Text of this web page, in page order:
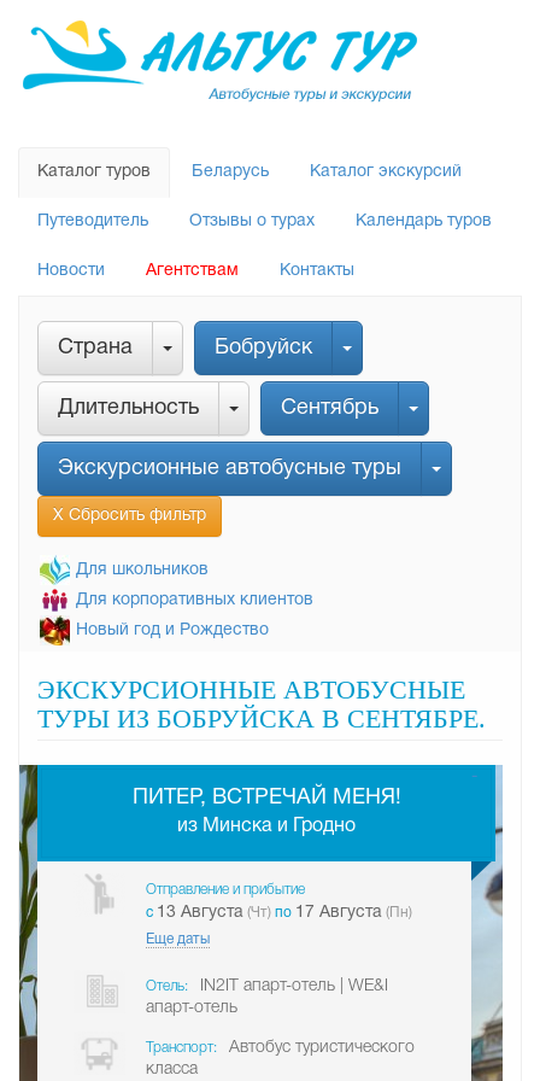
Каталог туров Беларусь Каталог экскурсий
Путеводитель Отзывы о турах Календарь туров
Новости Агентствам Контакты
Страна Бобруйск
Длительность Сентябрь
Экскурсионные автобусные туры
Х Сбросить фильтр
Для школьников
Для корпоративных клиентов
Новый год и Рождество
ЭКСКУРСИОННЫЕ АВТОБУСНЫЕ
ТУРЫ ИЗ БОБРУЙСКА В СЕНТЯБРЕ.
ПИТЕР, ВСТРЕЧАЙ МЕНЯ!
из Минска и Гродно
Отправление и прибытие
c 13 Августа (Чт) по 17 Августа (Пн)
Еще даты
Отель:
IN2IT апарт-отель | WE&I
апарт-отель
Транспорт:
Автобус туристического
класса
-